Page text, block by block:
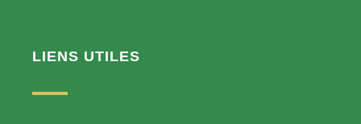
LIENS UTILES